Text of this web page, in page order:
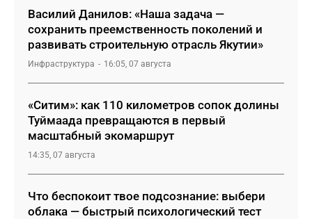
Василий Данилов: «Наша задача —
сохранить преемственность поколений и
развивать строительную отрасль Якутии»
Инфраструктура 16:05, 07 августа
«Ситим»: как 110 километров сопок долины
Туймаада превращаются в первый
масштабный экомаршрут
14:35, 07 августа
Что беспокоит твое подсознание: выбери
облака — быстрый психологический тест